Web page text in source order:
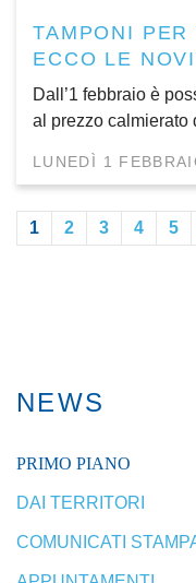
TAMPONI
ECCO LE
Dall’1 febbraio è
al prezzo calmierato
LUNEDÌ 1
1 2 3 4 5
NEWS
PRIMO PIANO
DAI TERRITORI
COMUNICATI